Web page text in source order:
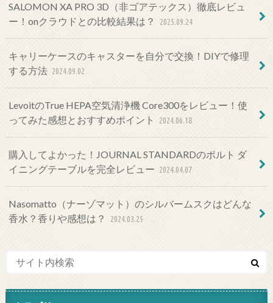
SALOMON XA PRO 3D（非ゴアテックス）徹底レビュ
ー！onクラウドとの比較結果は？
2025.09.24
キャリーケースのキャスターを自分で交換！DIYで修理
する方法 2024.09.02
LevoitのTrue HEPA空気清浄機 Core300をレビュー！使
ってみた感想とおすすめポイント
2024.06.18
購入してよかった！JOURNAL STANDARDのポルト ダ
イニングテーブルを完全レビュー 2024.04.07
Nasomatto（ナーゾマット）のシルバームスクはどんな
香水？香りや感想は？
2024.03.25